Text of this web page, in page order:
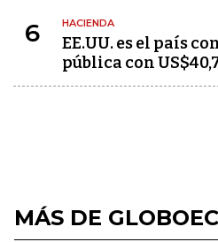
6 HACIENDA
EE.UU. es el país
pública con
MÁS DE